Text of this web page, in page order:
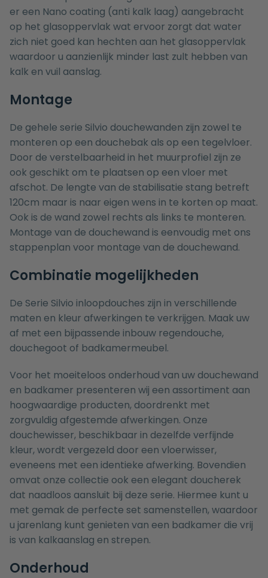
er een Nano coating (anti kalk laag) aangebracht
op het glasoppervlak wat ervoor zorgt dat water
zich niet goed kan hechten aan het glasoppervlak
waardoor u aanzienlijk minder last zult hebben van
kalk en vuil aanslag.
Montage
De gehele serie Silvio douchewanden zijn zowel te
monteren op een douchebak als op een tegelvloer.
Door de verstelbaarheid in het muurprofiel zijn ze
ook geschikt om te plaatsen op een vloer met
afschot. De lengte van de stabilisatie stang betreft
120cm maar is naar eigen wens in te korten op maat.
Ook is de wand zowel rechts als links te monteren.
Montage van de douchewand is eenvoudig met ons
stappenplan voor montage van de douchewand.
Combinatie mogelijkheden
De Serie Silvio inloopdouches zijn in verschillende
maten en kleur afwerkingen te verkrijgen. Maak uw
af met een bijpassende inbouw regendouche,
douchegoot of badkamermeubel.
Voor het moeiteloos onderhoud van uw douchewand
en badkamer presenteren wij een assortiment aan
hoogwaardige producten, doordrenkt met
zorgvuldig afgestemde afwerkingen. Onze
douchewisser, beschikbaar in dezelfde verfijnde
kleur, wordt vergezeld door een vloerwisser,
eveneens met een identieke afwerking. Bovendien
omvat onze collectie ook een elegant doucherek
dat naadloos aansluit bij deze serie. Hiermee kunt u
met gemak de perfecte set samenstellen, waardoor
u jarenlang kunt genieten van een badkamer die vrij
is van kalkaanslag en strepen.
Onderhoud